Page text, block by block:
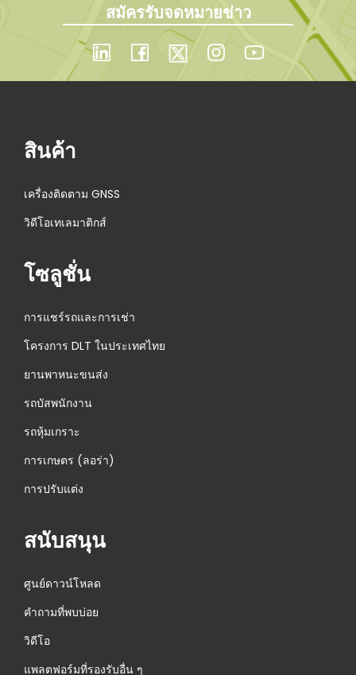
สมัครรับจดหมายข่าว
สินค้า
เครื่องติดตาม GNSS
วิดีโอเทเลมาติกส์
โซลูชั่น
การแชร์รถและการเช่า
โครงการ DLT ในประเทศไทย
ยานพาหนะขนส่ง
รถบัสพนักงาน
รถหุ้มเกราะ
การเกษตร (ลอร่า)
การปรับแต่ง
สนับสนุน
ศูนย์ดาวน์โหลด
คำถามที่พบบ่อย
วิดีโอ
แพลตฟอร์มที่รองรับอื่น ๆ